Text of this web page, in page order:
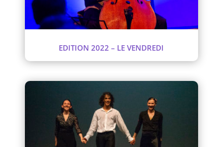
EDITION 2022 – LE VENDREDI